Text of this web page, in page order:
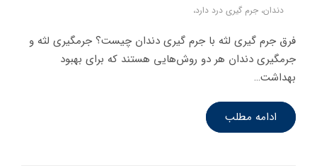
دندان، جرم گیری درد دارد،
فرق جرم گیری لثه با جرم گیری دندان چیست؟ جرمگیری لثه و
جرمگیری دندان هر دو روش‌هایی هستند که برای بهبود
بهداشت…
ادامه مطلب